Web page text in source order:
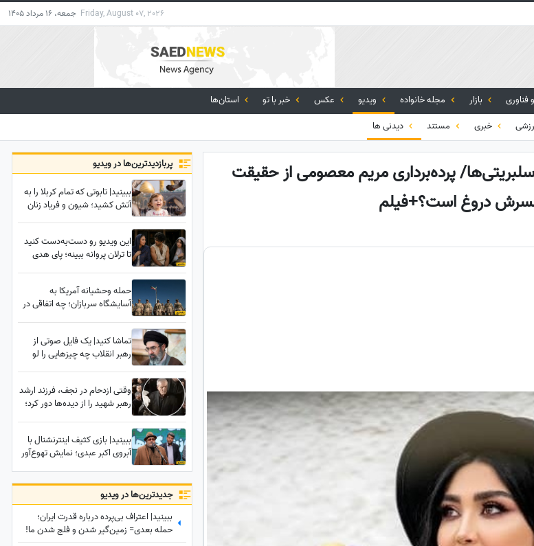
Friday, August 07, 2026 جمعه، 16 مرداد 1405
فناوری بازار مجله خانواده ویدیو عکس خبر با تو
استان‌ها
خبری مستند دیدنی ها
پرده‌برداری مریم معصومی از حقیقت
دروغ است؟+فیلم
پربازدید‌ترین‌ها در ویدیو
ببینید| تابوتی که تمام کربلا را به
آتش کشید؛ شیون و فریاد زنان
این ویدیو رو دست‌به‌دست کنید
تا ترلان پروانه ببینه؛ پای هدی
حمله وحشیانه آمریکا به
آسایشگاه سربازان؛ چه اتفاقی در
تماشا کنید| یک فایل صوتی از
رهبر انقلاب چه چیزهایی را لو
وقتی ازدحام در نجف، فرزند ارشد
رهبر شهید را از دیده‌ها دور کرد؛
ببینید| بازی کثیف اینترنشنال با
آبروی اکبر عبدی؛ نمایش تهوع‌آور
هنرمندی که در دل مردم ایران
جاودانه است
جدید‌ترین‌ها در ویدیو
ببینید| اعتراف بی‌پرده درباره قدرت ایران؛
حمله بعدی= زمین‌گیر شدن و فلج شدن ما!